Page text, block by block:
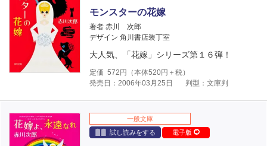
モンスターの花嫁
著者 赤川 次郎
デザイン 角川書店装丁室
大人気、「花嫁」シリーズ第１６弾！
定価 572 円（本体520円＋税）
発売日：2006年03月25日
判型：文庫判
一般文庫
試し読みをする
電子版